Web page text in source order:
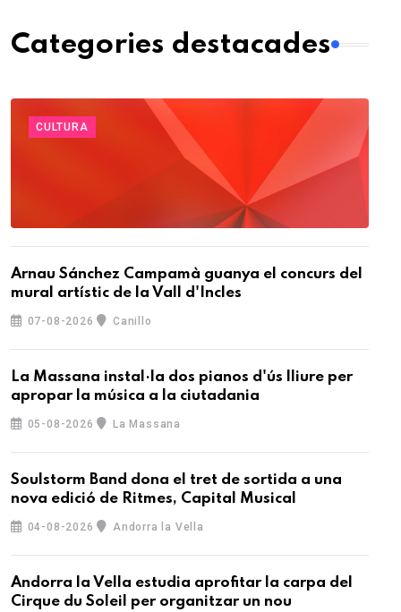
Categories destacades
CULTURA
Arnau Sánchez Campamà guanya el concurs del
mural artístic de la Vall d'Incles
07-08-2026 Canillo
La Massana instal·la dos pianos d'ús lliure per
apropar la música a la ciutadania
05-08-2026 La Massana
Soulstorm Band dona el tret de sortida a una
nova edició de Ritmes, Capital Musical
04-08-2026 Andorra la Vella
Andorra la Vella estudia aprofitar la carpa del
Cirque du Soleil per organitzar un nou